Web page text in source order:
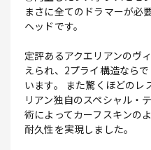
まさに全てのドラマーが必
ヘッドです。
定評あるアクエリアンのヴ
えられ、2プライ構造なら
います。 また驚くほどのレ
リアン独自のスペシャル・
術によってカーフスキンの
耐久性を実現しました。